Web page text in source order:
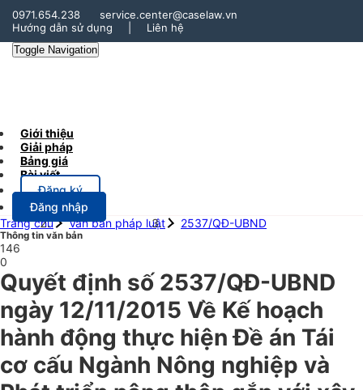
0971.654.238
service.center@caselaw.vn
Hướng dẫn sử dụng
Liên hệ
Toggle Navigation
Giới thiệu
Giải pháp
Bảng giá
Bài viết
Đăng ký
Đăng nhập
Trang chủ
Văn bản pháp luật 2537/QĐ-UBND
Thông tin văn bản
146
0
Quyết định số 2537/QĐ-UBND
ngày 12/11/2015 Về Kế hoạch
hành động thực hiện Đề án Tái
cơ cấu Ngành Nông nghiệp và